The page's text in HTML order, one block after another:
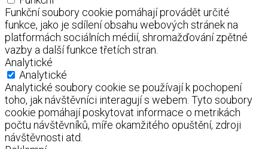
Funkční soubory cookie pomáhají provádět určité
funkce, jako je sdílení obsahu webových stránek na
platformách sociálních médií, shromažďování zpětné
vazby a další funkce třetích stran.
Analytické
Analytické
Analytické soubory cookie se používají k pochopení
toho, jak návštěvníci interagují s webem. Tyto soubory
cookie pomáhají poskytovat informace o metrikách
počtu návštěvníků, míře okamžitého opuštění, zdroji
návštěvnosti atd.